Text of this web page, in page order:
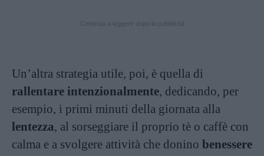
Un’altra strategia utile, poi, è quella di
rallentare intenzionalmente, dedicando, per
esempio, i primi minuti della giornata alla
lentezza, al sorseggiare il proprio tè o caffè con
calma e a svolgere attività che donino benessere